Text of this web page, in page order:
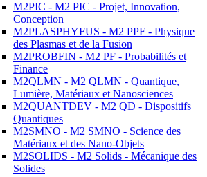
M2PIC - M2 PIC - Projet, Innovation,
Conception
M2PLASPHYFUS - M2 PPF - Physique
des Plasmas et de la Fusion
M2PROBFIN - M2 PF - Probabilités et
Finance
M2QLMN - M2 QLMN - Quantique,
Lumière, Matériaux et Nanosciences
M2QUANTDEV - M2 QD - Dispositifs
Quantiques
M2SMNO - M2 SMNO - Science des
Matériaux et des Nano-Objets
M2SOLIDS - M2 Solids - Mécanique des
Solides